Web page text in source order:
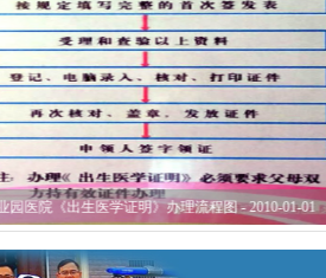
园医院《出生医学证明》办理流程图 - 2010-01-01